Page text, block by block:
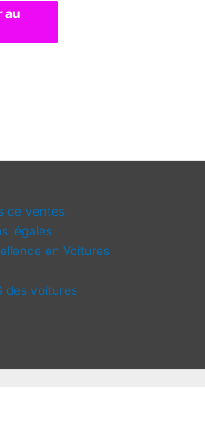
au
de ventes
légales
en Voitures
des voitures